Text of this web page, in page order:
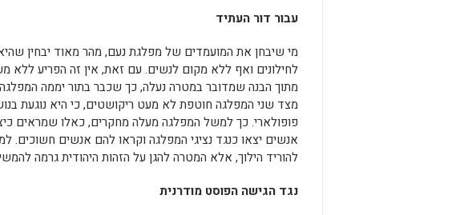
עבור דור העתיד
מי שיבחן את המועמדים של מפלגת נעם, מהר מאוד יבחין
לחילונים ואף ללא מקום לנשים. עם זאת, אין זה הפריע ללא
מתוך הבנה שמדובר במטרה נעלה, כך שכבר בתור יממה המפלגה
מצד שני המפלגה חוטפת לא מעט ריקושטים, כי היא נוגעת
פופולארי. כך למשל המפלגה מעלה מחקרים, כאלו שמראים
אנשים יצאו כנגד נציגי המפלגה וקראו להם אנשים חשוכים.
להוריד הילוך, אלא המטרה להגן על הזהות היהודית גרמה
נגד הגישה הפוסט מודרנית